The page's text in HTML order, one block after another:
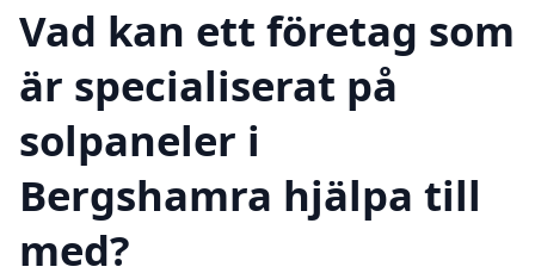
Vad kan ett företag som
är specialiserat på
solpaneler i
Bergshamra hjälpa till
med?